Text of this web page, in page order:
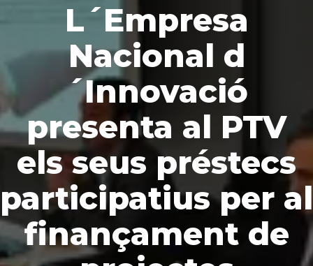
L´Empresa
Nacional d
´Innovació
presenta al PTV
els seus préstecs
participatius per al
finançament de